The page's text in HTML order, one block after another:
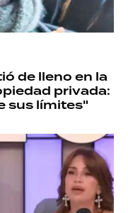
de lleno en la
privada:
sus límites"